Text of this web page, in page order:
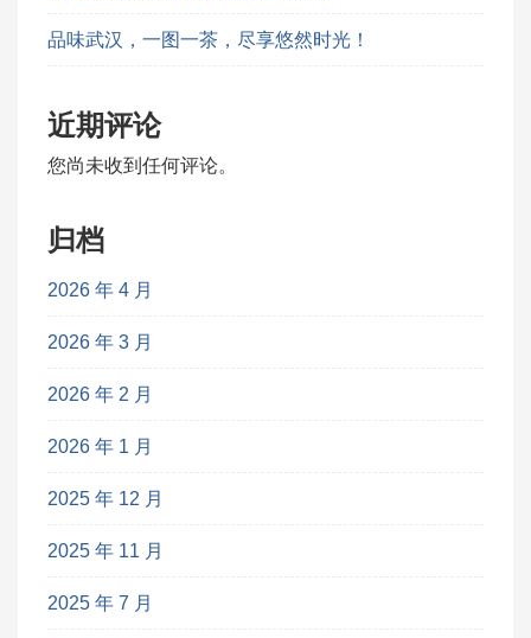
品味武汉，一图一茶，尽享悠然时光！
近期评论
您尚未收到任何评论。
归档
2026 年 4 月
2026 年 3 月
2026 年 2 月
2026 年 1 月
2025 年 12 月
2025 年 11 月
2025 年 7 月